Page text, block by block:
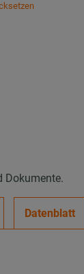
Dokumente.
Datenblatt